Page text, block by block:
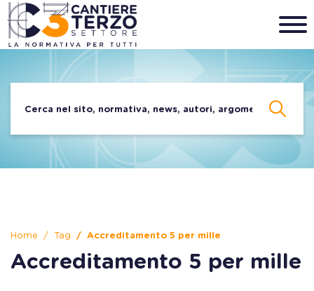
Home Tag Accreditamento 5 per mille
Accreditamento 5 per mille